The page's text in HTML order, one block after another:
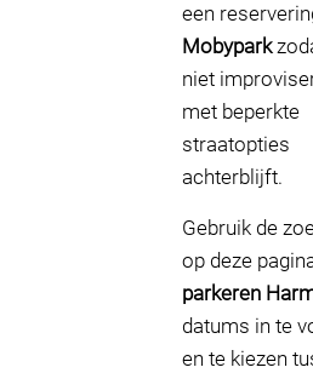
een
Mobypark
niet
met beperkte
straatopties
achterblijft.
Gebruik de
op deze
parkeren
datums in te
en te kiezen